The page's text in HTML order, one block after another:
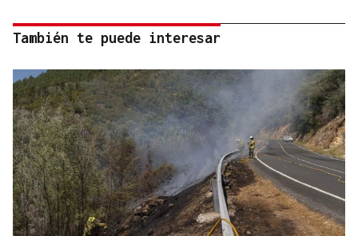
También te puede interesar